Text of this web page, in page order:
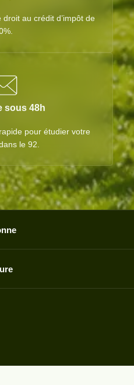
au crédit d’impôt de
sous 48h
pour étudier votre
le 92.